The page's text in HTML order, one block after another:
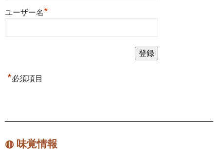
ユーザー名*
*必須項目
◍ 味覚情報